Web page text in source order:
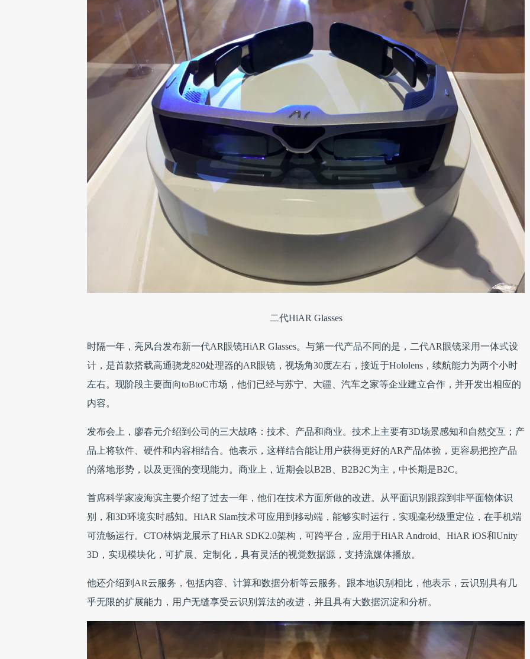
二代HiAR Glasses
时隔一年，亮风台发布新一代AR眼镜HiAR Glasses。与第一代产品不同的是，二代AR眼镜采用一体式设
计，是首款搭载高通骁龙820处理器的AR眼镜，视场角30度左右，接近于Hololens，续航能力为两个小时
左右。现阶段主要面向toBtoC市场，他们已经与苏宁、大疆、汽车之家等企业建立合作，并开发出相应的
内容。
发布会上，廖春元介绍到公司的三大战略：技术、产品和商业。技术上主要有3D场景感知和自然交互；产
品上将软件、硬件和内容相结合。他表示，这样结合能让用户获得更好的AR产品体验，更容易把控产品
的落地形势，以及更强的变现能力。商业上，近期会以B2B、B2B2C为主，中长期是B2C。
首席科学家凌海滨主要介绍了过去一年，他们在技术方面所做的改进。从平面识别跟踪到非平面物体识
别，和3D环境实时感知。HiAR Slam技术可应用到移动端，能够实时运行，实现毫秒级重定位，在手机端
可流畅运行。CTO林炳龙展示了HiAR SDK2.0架构，可跨平台，应用于HiAR Android、HiAR iOS和Unity
3D，实现模块化，可扩展、定制化，具有灵活的视觉数据源，支持流媒体播放。
他还介绍到AR云服务，包括内容、计算和数据分析等云服务。跟本地识别相比，他表示，云识别具有几
乎无限的扩展能力，用户无缝享受云识别算法的改进，并且具有大数据沉淀和分析。